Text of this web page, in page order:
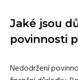
Jaké jsou
povinnosti
Nedodržení